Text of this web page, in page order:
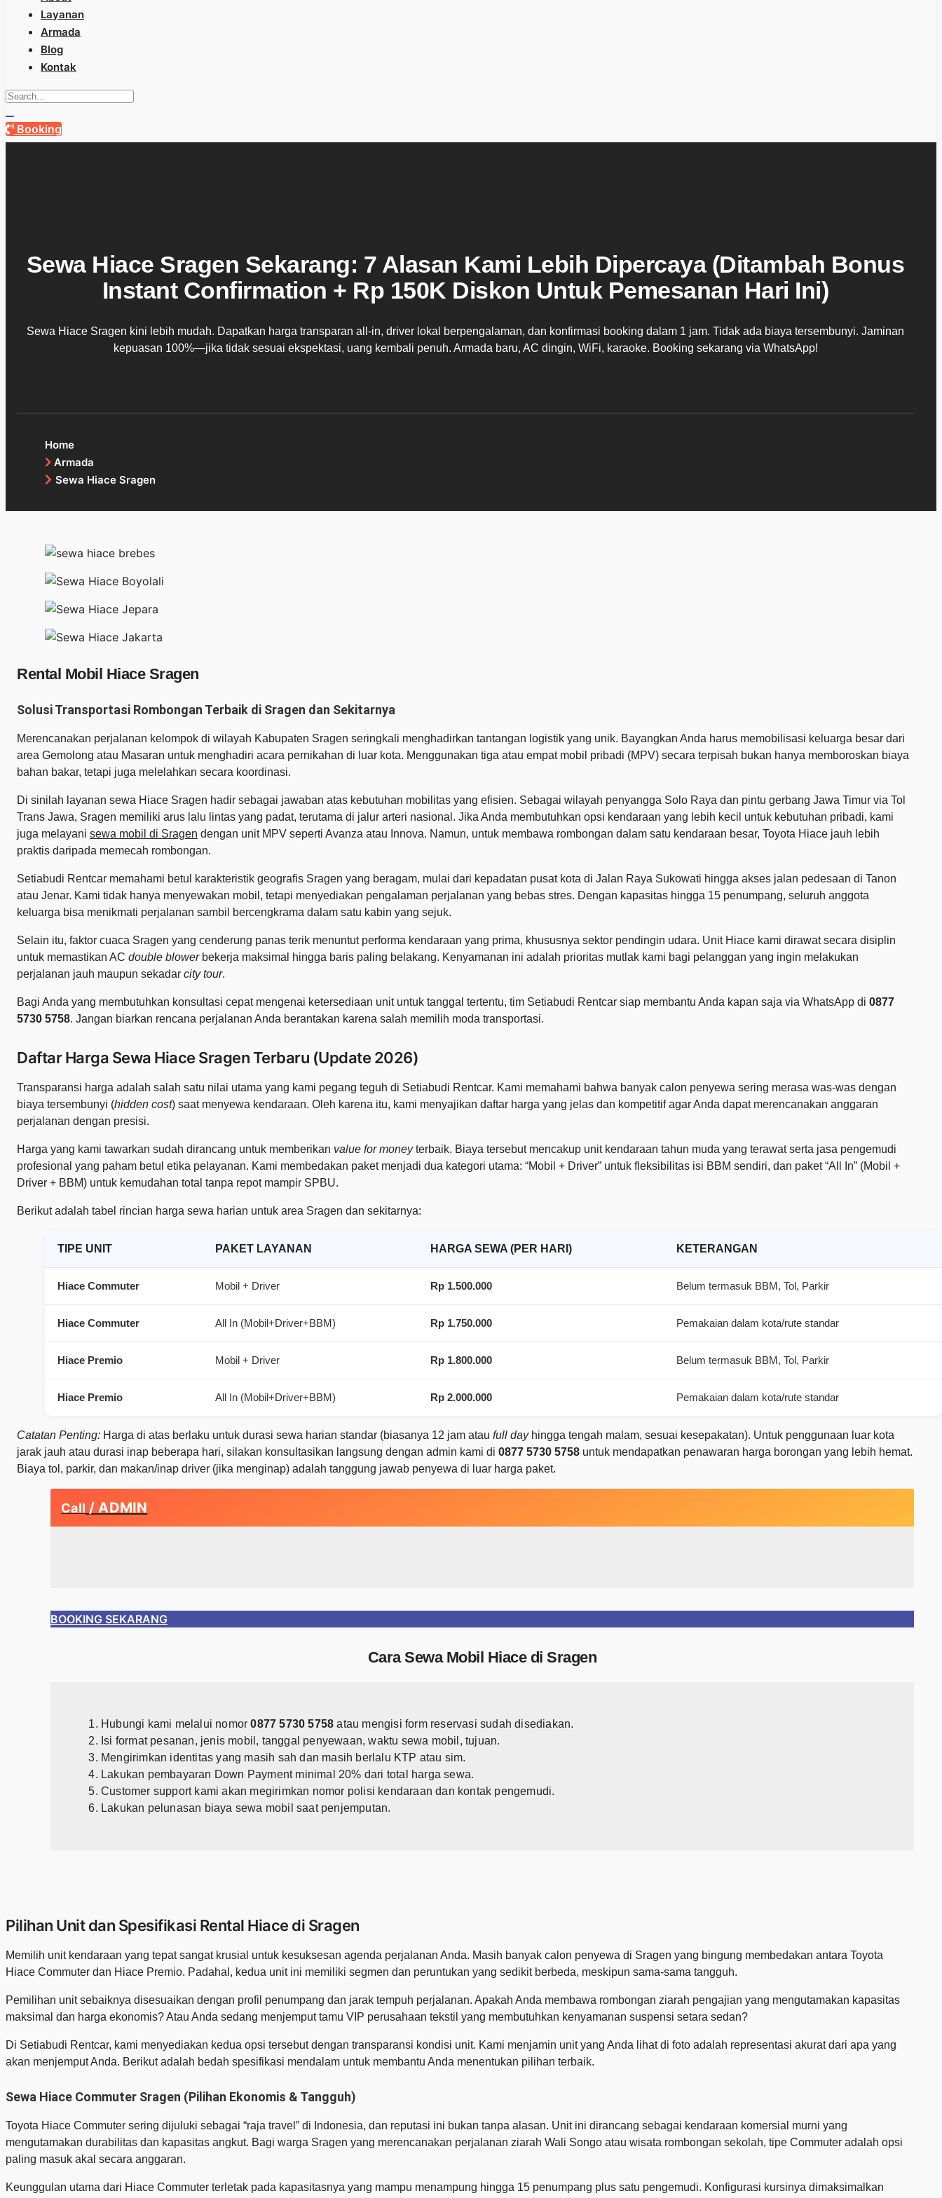
Layanan
Armada
Blog
Kontak
Booking
Sewa Hiace Sragen Sekarang: 7 Alasan Kami Lebih Dipercaya (Ditambah Bonus
Instant Confirmation + Rp 150K Diskon Untuk Pemesanan Hari Ini)
Sewa Hiace Sragen kini lebih mudah. Dapatkan harga transparan all-in, driver lokal berpengalaman, dan konfirmasi booking dalam 1 jam. Tidak ada biaya tersembunyi. Jaminan
kepuasan 100%—jika tidak sesuai ekspektasi, uang kembali penuh. Armada baru, AC dingin, WiFi, karaoke. Booking sekarang via WhatsApp!
Home
Armada
Sewa Hiace Sragen
Rental Mobil Hiace Sragen
Solusi Transportasi Rombongan Terbaik di Sragen dan Sekitarnya
Merencanakan perjalanan kelompok di wilayah Kabupaten Sragen seringkali menghadirkan tantangan logistik yang unik. Bayangkan Anda harus memobilisasi keluarga besar dari
area Gemolong atau Masaran untuk menghadiri acara pernikahan di luar kota. Menggunakan tiga atau empat mobil pribadi (MPV) secara terpisah bukan hanya memboroskan biaya
bahan bakar, tetapi juga melelahkan secara koordinasi.
Di sinilah layanan sewa Hiace Sragen hadir sebagai jawaban atas kebutuhan mobilitas yang efisien. Sebagai wilayah penyangga Solo Raya dan pintu gerbang Jawa Timur via Tol
Trans Jawa, Sragen memiliki arus lalu lintas yang padat, terutama di jalur arteri nasional. Jika Anda membutuhkan opsi kendaraan yang lebih kecil untuk kebutuhan pribadi, kami
juga melayani sewa mobil di Sragen dengan unit MPV seperti Avanza atau Innova. Namun, untuk membawa rombongan dalam satu kendaraan besar, Toyota Hiace jauh lebih
praktis daripada memecah rombongan.
Setiabudi Rentcar memahami betul karakteristik geografis Sragen yang beragam, mulai dari kepadatan pusat kota di Jalan Raya Sukowati hingga akses jalan pedesaan di Tanon
atau Jenar. Kami tidak hanya menyewakan mobil, tetapi menyediakan pengalaman perjalanan yang bebas stres. Dengan kapasitas hingga 15 penumpang, seluruh anggota
keluarga bisa menikmati perjalanan sambil bercengkrama dalam satu kabin yang sejuk.
Selain itu, faktor cuaca Sragen yang cenderung panas terik menuntut performa kendaraan yang prima, khususnya sektor pendingin udara. Unit Hiace kami dirawat secara disiplin
untuk memastikan AC double blowerbekerja maksimal hingga baris paling belakang. Kenyamanan ini adalah prioritas mutlak kami bagi pelanggan yang ingin melakukan
perjalanan jauh maupun sekadar city tour.
Bagi Anda yang membutuhkan konsultasi cepat mengenai ketersediaan unit untuk tanggal tertentu, tim Setiabudi Rentcar siap membantu Anda kapan saja via WhatsApp di 0877
5730 5758. Jangan biarkan rencana perjalanan Anda berantakan karena salah memilih moda transportasi.
Daftar Harga Sewa Hiace Sragen Terbaru (Update 2026)
Transparansi harga adalah salah satu nilai utama yang kami pegang teguh di Setiabudi Rentcar. Kami memahami bahwa banyak calon penyewa sering merasa was-was dengan
biaya tersembunyi (hidden cost) saat menyewa kendaraan. Oleh karena itu, kami menyajikan daftar harga yang jelas dan kompetitif agar Anda dapat merencanakan anggaran
perjalanan dengan presisi.
Harga yang kami tawarkan sudah dirancang untuk memberikan value for moneyterbaik. Biaya tersebut mencakup unit kendaraan tahun muda yang terawat serta jasa pengemudi
profesional yang paham betul etika pelayanan. Kami membedakan paket menjadi dua kategori utama: “Mobil + Driver” untuk fleksibilitas isi BBM sendiri, dan paket “All In” (Mobil +
Driver + BBM) untuk kemudahan total tanpa repot mampir SPBU.
Berikut adalah tabel rincian harga sewa harian untuk area Sragen dan sekitarnya:
TIPE UNIT PAKET LAYANAN HARGA SEWA (PER HARI) KETERANGAN
Hiace Commuter Mobil + Driver Rp 1.500.000 Belum termasuk BBM, Tol, Parkir
Hiace Commuter All In (Mobil+Driver+BBM) Rp 1.750.000 Pemakaian dalam kota/rute standar
Hiace Premio Mobil + Driver Rp 1.800.000 Belum termasuk BBM, Tol, Parkir
Hiace Premio All In (Mobil+Driver+BBM) Rp 2.000.000 Pemakaian dalam kota/rute standar
Catatan Penting: Harga di atas berlaku untuk durasi sewa harian standar (biasanya 12 jam atau full dayhingga tengah malam, sesuai kesepakatan). Untuk penggunaan luar kota
jarak jauh atau durasi inap beberapa hari, silakan konsultasikan langsung dengan admin kami di 0877 5730 5758 untuk mendapatkan penawaran harga borongan yang lebih hemat.
Biaya tol, parkir, dan makan/inap driver (jika menginap) adalah tanggung jawab penyewa di luar harga paket.
Call / ADMIN
BOOKING SEKARANG
Cara Sewa Mobil Hiace di Sragen
Hubungi kami melalui nomor0877 5730 5758 atau mengisi form reservasi sudah disediakan.
Isi format pesanan, jenis mobil, tanggal penyewaan, waktu sewa mobil, tujuan.
Mengirimkan identitas yang masih sah dan masih berlalu KTP atau sim.
Lakukan pembayaran Down Payment minimal 20% dari total harga sewa.
Customer support kami akan megirimkan nomor polisi kendaraan dan kontak pengemudi.
Lakukan pelunasan biaya sewa mobil saat penjemputan.
Pilihan Unit dan Spesifikasi Rental Hiace di Sragen
Memilih unit kendaraan yang tepat sangat krusial untuk kesuksesan agenda perjalanan Anda. Masih banyak calon penyewa di Sragen yang bingung membedakan antara Toyota
Hiace Commuter dan Hiace Premio. Padahal, kedua unit ini memiliki segmen dan peruntukan yang sedikit berbeda, meskipun sama-sama tangguh.
Pemilihan unit sebaiknya disesuaikan dengan profil penumpang dan jarak tempuh perjalanan. Apakah Anda membawa rombongan ziarah pengajian yang mengutamakan kapasitas
maksimal dan harga ekonomis? Atau Anda sedang menjemput tamu VIP perusahaan tekstil yang membutuhkan kenyamanan suspensi setara sedan?
Di Setiabudi Rentcar, kami menyediakan kedua opsi tersebut dengan transparansi kondisi unit. Kami menjamin unit yang Anda lihat di foto adalah representasi akurat dari apa yang
akan menjemput Anda. Berikut adalah bedah spesifikasi mendalam untuk membantu Anda menentukan pilihan terbaik.
Sewa Hiace Commuter Sragen (Pilihan Ekonomis & Tangguh)
Toyota Hiace Commuter sering dijuluki sebagai “raja travel” di Indonesia, dan reputasi ini bukan tanpa alasan. Unit ini dirancang sebagai kendaraan komersial murni yang
mengutamakan durabilitas dan kapasitas angkut. Bagi warga Sragen yang merencanakan perjalanan ziarah Wali Songo atau wisata rombongan sekolah, tipe Commuter adalah opsi
paling masuk akal secara anggaran.
Keunggulan utama dari Hiace Commuter terletak pada kapasitasnya yang mampu menampung hingga 15 penumpang plus satu pengemudi. Konfigurasi kursinya dimaksimalkan